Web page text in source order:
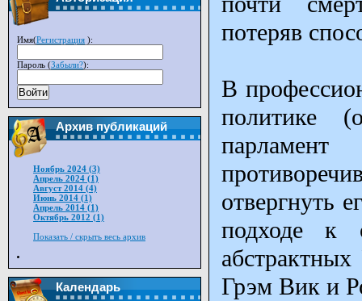
потеряв
В
политике
отвергнуть
подходе к
Грэм Вик и
Имя(Регистрация ):
Пароль (Забыли?):
Войти
Архив публикаций
Ноябрь 2024 (3)
Апрель 2024 (1)
Август 2014 (4)
Июнь 2014 (1)
Апрель 2014 (1)
Октябрь 2012 (1)
Показать / скрыть весь архив
Календарь